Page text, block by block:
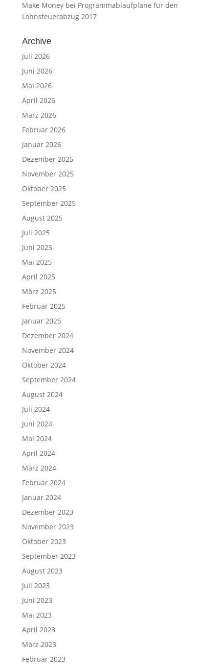
Make Moneybei Programmablaufpläne für den
Lohnsteuerabzug 2017
Archive
Juli 2026
Juni 2026
Mai 2026
April 2026
März 2026
Februar 2026
Januar 2026
Dezember 2025
November 2025
Oktober 2025
September 2025
August 2025
Juli 2025
Juni 2025
Mai 2025
April 2025
März 2025
Februar 2025
Januar 2025
Dezember 2024
November 2024
Oktober 2024
September 2024
August 2024
Juli 2024
Juni 2024
Mai 2024
April 2024
März 2024
Februar 2024
Januar 2024
Dezember 2023
November 2023
Oktober 2023
September 2023
August 2023
Juli 2023
Juni 2023
Mai 2023
April 2023
März 2023
Februar 2023